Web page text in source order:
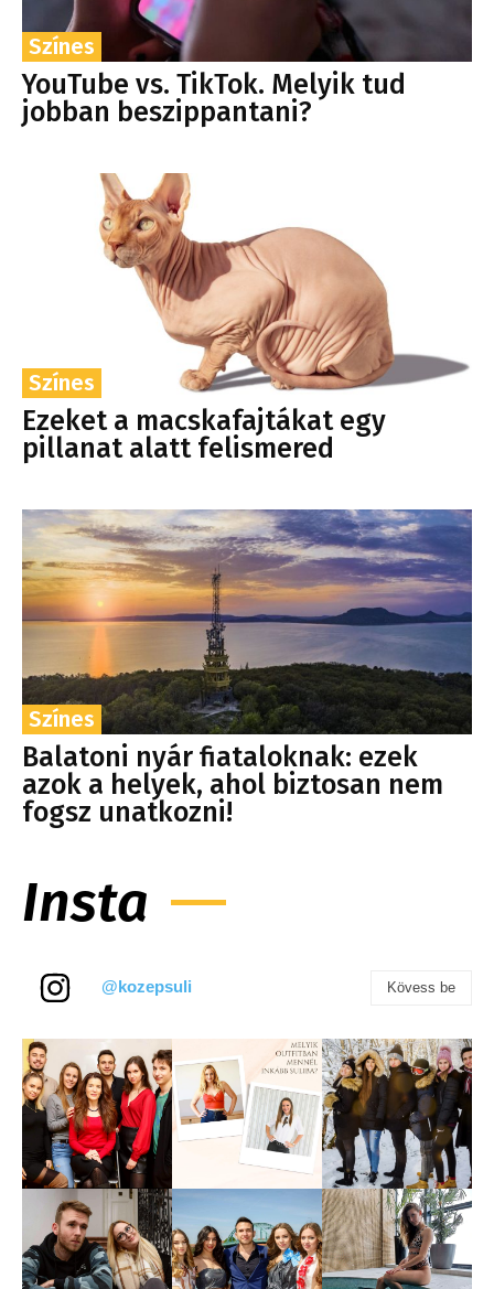
Színes
YouTube vs. TikTok. Melyik tud
jobban beszippantani?
Színes
Ezeket a macskafajtákat egy
pillanat alatt felismered
Színes
Balatoni nyár fiataloknak: ezek
azok a helyek, ahol biztosan nem
fogsz unatkozni!
Insta
@kozepsuli Kövess be